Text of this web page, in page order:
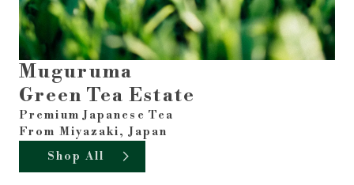
Muguruma
Green Tea Estate
Premium Japanese Tea
From Miyazaki, Japan
Shop All